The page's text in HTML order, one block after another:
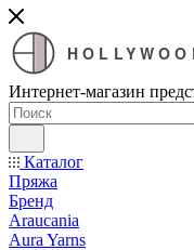
Интернет-магазин
Каталог
Пряжа
Бренд
Araucania
Aura Yarns